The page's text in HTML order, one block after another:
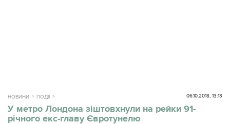
НОВИНИ ПОДІЇ 06.10.2018, 13:13
У метро Лондона зіштовхнули на рейки 91-
річного екс-главу Євротунелю